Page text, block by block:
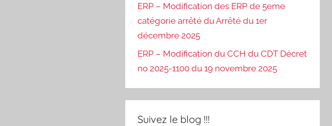
ERP – Modification des ERP de 5eme
catégorie arrêté du Arrêté du 1er
décembre 2025
ERP – Modification du CCH du CDT Décret
no 2025-1100 du 19 novembre 2025
Suivez le blog !!!